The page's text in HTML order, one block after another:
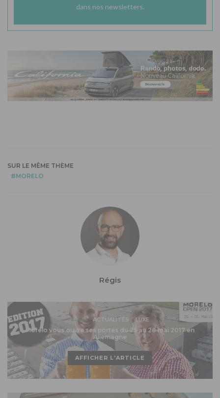
dans nos newsletters.
SUR LE MÊME THÈME
MORELO
Régis
ACTUALITÉS LUXE
Morelo vous ouvre ses portes du 25 au 28 mai 2017 en
Allemagne
AFFICHER L'ARTICLE